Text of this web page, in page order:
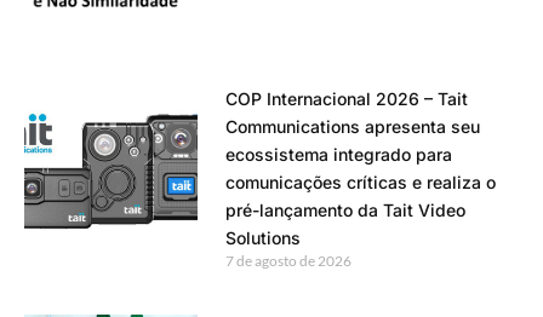
COP Internacional 2026 – Tait
Communications apresenta seu
ecossistema integrado para
comunicações críticas e realiza o
pré-lançamento da Tait Video
Solutions
7 de agosto de 2026